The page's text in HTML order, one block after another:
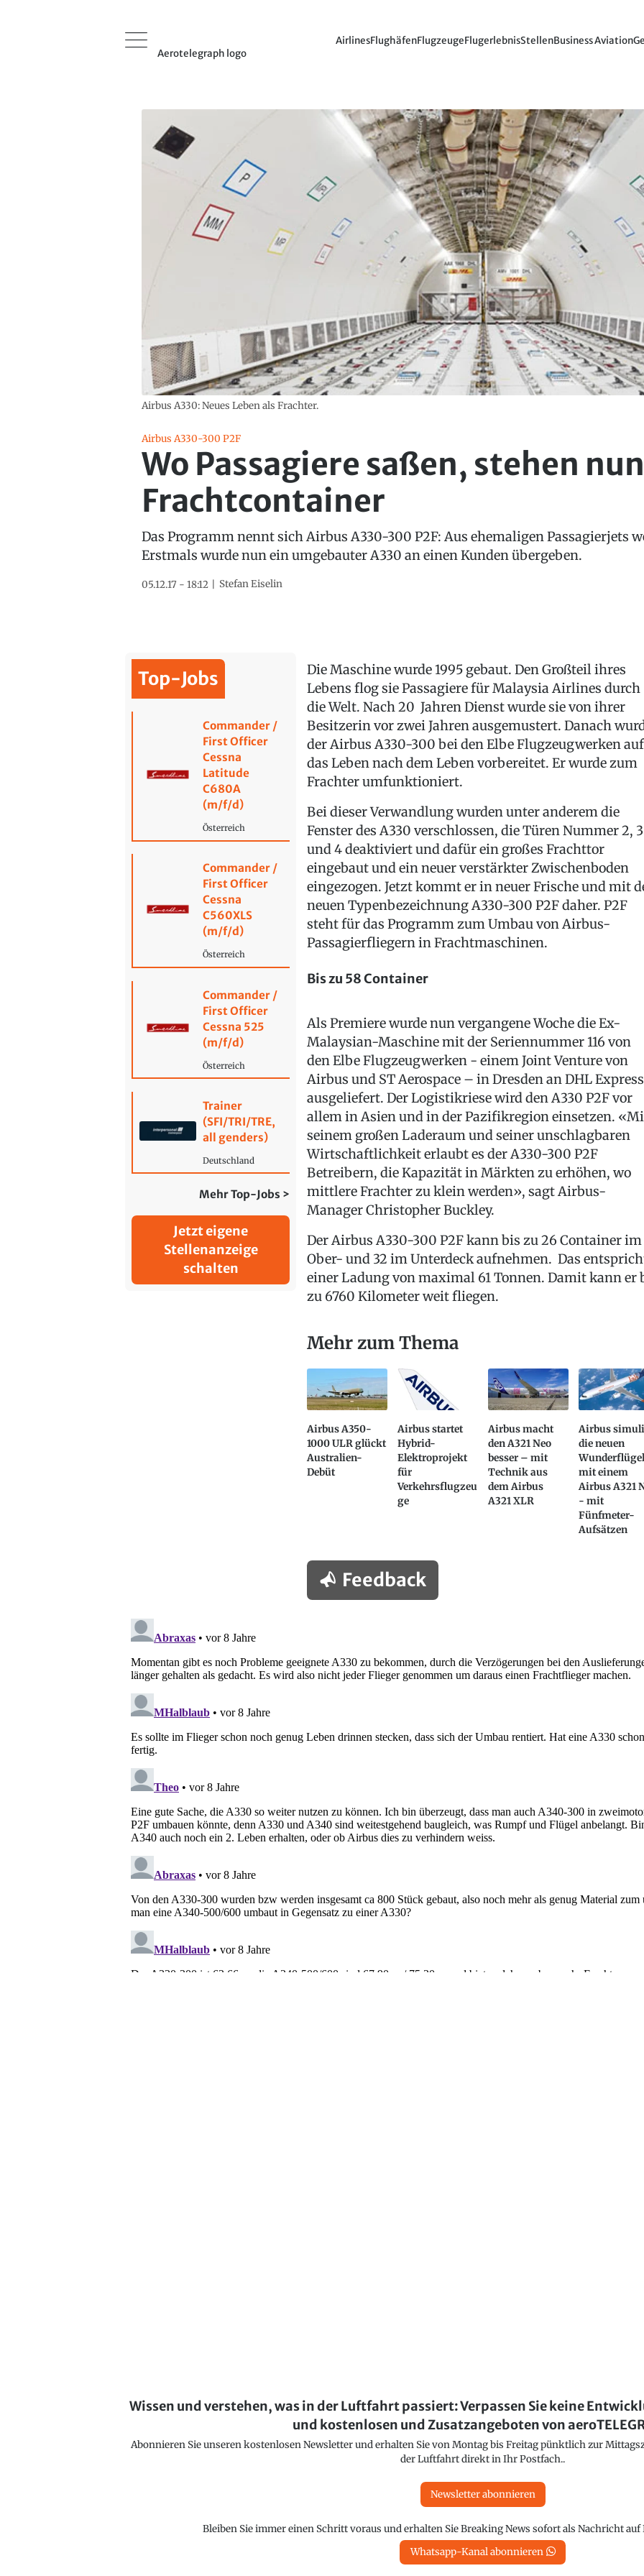
Aerotelegraph logo
AirlinesFlughäfenFlugzeugeFlugerlebnisStellenBusiness Aviation
Airbus A330: Neues Leben als Frachter.
Airbus A330-300 P2F
Wo Passagiere saßen, stehen nun
Frachtcontainer
Das Programm nennt sich Airbus A330-300 P2F: Aus ehemaligen Passagierjets
Erstmals wurde nun ein umgebauter A330 an einen Kunden übergeben.
05.12.17 - 18:12 Stefan Eiselin
Top-Jobs
Commander /
First Officer
Cessna
Latitude
C680A
(m/f/d)
Österreich
Commander /
First Officer
Cessna
C560XLS
(m/f/d)
Österreich
Commander /
First Officer
Cessna 525
(m/f/d)
Österreich
Trainer
(SFI/TRI/TRE,
all genders)
Deutschland
Mehr Top-Jobs >
Jetzt eigene
Stellenanzeige
schalten
Die Maschine wurde 1995 gebaut. Den Großteil ihres
Lebens flog sie Passagiere für Malaysia Airlines durch
die Welt. Nach 20 Jahren Dienst wurde sie von ihrer
Besitzerin vor zwei Jahren ausgemustert. Danach
der Airbus A330-300 bei den Elbe Flugzeugwerken auf
das Leben nach dem Leben vorbereitet. Er wurde zum
Frachter umfunktioniert.
Bei dieser Verwandlung wurden unter anderem die
Fenster des A330 verschlossen, die Türen Nummer 2, 3
und 4 deaktiviert und dafür ein großes Frachttor
eingebaut und ein neuer verstärkter Zwischenboden
eingezogen. Jetzt kommt er in neuer Frische und mit
neuen Typenbezeichnung A330-300 P2F daher. P2F
steht für das Programm zum Umbau von Airbus-
Passagierfliegern in Frachtmaschinen.
Bis zu 58 Container
Als Premiere wurde nun vergangene Woche die Ex-
Malaysian-Maschine mit der Seriennummer 116 von
den Elbe Flugzeugwerken - einem Joint Venture von
Airbus und ST Aerospace – in Dresden an DHL Express
ausgeliefert. Der Logistikriese wird den A330 P2F vor
allem in Asien und in der Pazifikregion einsetzen.
seinem großen Laderaum und seiner unschlagbaren
Wirtschaftlichkeit erlaubt es der A330-300 P2F
Betreibern, die Kapazität in Märkten zu erhöhen, wo
mittlere Frachter zu klein werden», sagt Airbus-
Manager Christopher Buckley.
Der Airbus A330-300 P2F kann bis zu 26 Container im
Ober- und 32 im Unterdeck aufnehmen. Das
einer Ladung von maximal 61 Tonnen. Damit kann er
zu 6760 Kilometer weit fliegen.
Mehr zum Thema
Airbus A350-
1000 ULR glückt
Australien-
Debüt
Airbus startet
Hybrid-
Elektroprojekt
für
Verkehrsflugzeu
ge
Airbus macht
den A321 Neo
besser – mit
Technik aus
dem Airbus
A321 XLR
Airbus
die neuen
mit einem
Airbus A321
- mit
Fünfmeter-
Aufsätzen
Feedback
Wissen und verstehen, was in der Luftfahrt passiert: Verpassen Sie keine
und kostenlosen und Zusatzangeboten von
Abonnieren Sie unseren kostenlosen Newsletter und erhalten Sie von Montag bis Freitag pünktlich zur
der Luftfahrt direkt in Ihr Postfach..
Newsletter abonnieren
Bleiben Sie immer einen Schritt voraus und erhalten Sie Breaking News sofort als Nachricht
Whatsapp-Kanal abonnieren